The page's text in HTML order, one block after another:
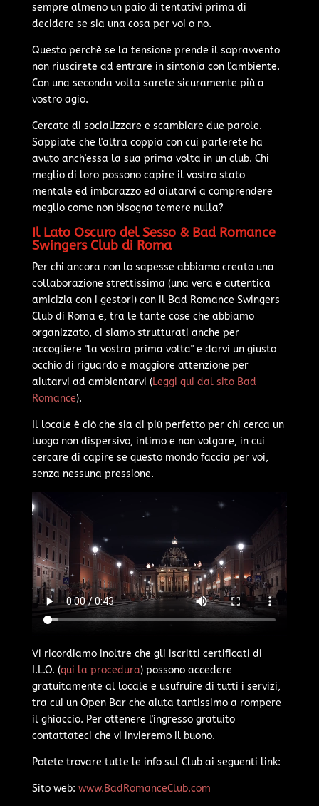
sempre almeno un paio di tentativi prima di
decidere se sia una cosa per voi o no.
Questo perchè se la tensione prende il sopravvento
non riuscirete ad entrare in sintonia con l'ambiente.
Con una seconda volta sarete sicuramente più a
vostro agio.
Cercate di socializzare e scambiare due parole.
Sappiate che l'altra coppia con cui parlerete ha
avuto anch'essa la sua prima volta in un club. Chi
meglio di loro possono capire il vostro stato
mentale ed imbarazzo ed aiutarvi a comprendere
meglio come non bisogna temere nulla?
Il Lato Oscuro del Sesso & Bad Romance
Swingers Club di Roma
Per chi ancora non lo sapesse abbiamo creato una
collaborazione strettissima (una vera e autentica
amicizia con i gestori) con il Bad Romance Swingers
Club di Roma e, tra le tante cose che abbiamo
organizzato, ci siamo strutturati anche per
accogliere "la vostra prima volta" e darvi un giusto
occhio di riguardo e maggiore attenzione per
aiutarvi ad ambientarvi (Leggi qui dal sito Bad
Romance).
Il locale è ciò che sia di più perfetto per chi cerca un
luogo non dispersivo, intimo e non volgare, in cui
cercare di capire se questo mondo faccia per voi,
senza nessuna pressione.
Vi ricordiamo inoltre che gli iscritti certificati di
I.L.O. (qui la procedura) possono accedere
gratuitamente al locale e usufruire di tutti i servizi,
tra cui un Open Bar che aiuta tantissimo a rompere
il ghiaccio. Per ottenere l'ingresso gratuito
contattateci che vi invieremo il buono.
Potete trovare tutte le info sul Club ai seguenti link:
Sito web: www.BadRomanceClub.com